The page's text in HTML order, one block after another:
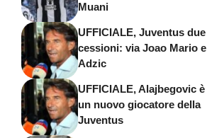
Muani
UFFICIALE, Juventus due
cessioni: via Joao Mario e
Adzic
UFFICIALE, Alajbegovic è
un nuovo giocatore della
Juventus